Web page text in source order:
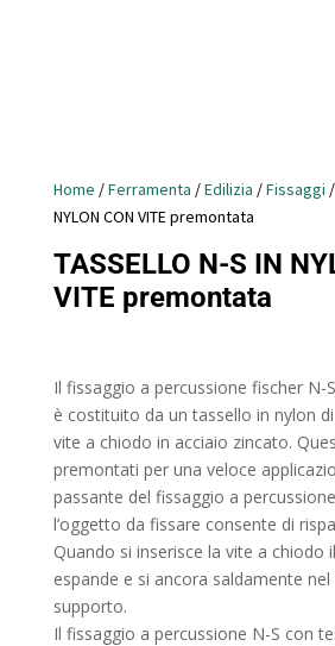
Home /Ferramenta /Edilizia /Fissaggi
NYLON CON VITE premontata
TASSELLO N-S IN
VITE premontata
Il fissaggio a percussione fischer N-
è costituito da un tassello in nylon
vite a chiodo in acciaio zincato.
premontati per una veloce
passante del fissaggio a
l’oggetto da fissare consente di
Quando si inserisce la vite a chiodo
espande e si ancora saldamente
supporto.
Il fissaggio a percussione N-S con